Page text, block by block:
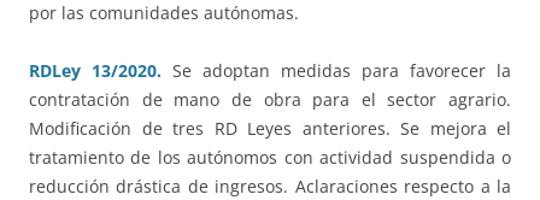
por las comunidades autónomas.
RDLey 13/2020. Se adoptan medidas para favorecer la
contratación de mano de obra para el sector agrario.
Modificación de tres RD Leyes anteriores. Se mejora el
tratamiento de los autónomos con actividad suspendida o
reducción drástica de ingresos. Aclaraciones respecto a la